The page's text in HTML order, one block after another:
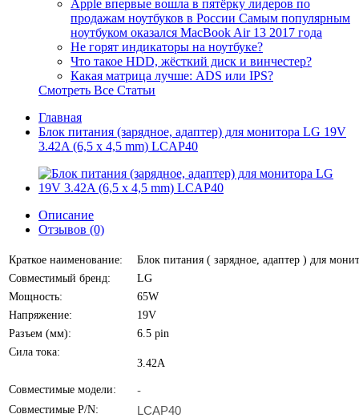
Apple впервые вошла в пятёрку лидеров по
продажам ноутбуков в России Самым популярным
ноутбуком оказался MacBook Air 13 2017 года
Не горят индикаторы на ноутбуке?
Что такое HDD, жёсткий диск и винчестер?
Какая матрица лучше: ADS или IPS?
Смотреть Все Статьи
Главная
Блок питания (зарядное, адаптер) для монитора LG 19V
3.42A (6,5 x 4,5 mm) LCAP40
Описание
Отзывов (0)
Краткое наименование:
Блок питания ( зарядное, адаптер ) для
Совместимый бренд:
LG
Мощность:
65W
Напряжение:
19V
Разъем (мм):
6.5 pin
Сила тока:
3.42A
Совместимые модели: -
Совместимые P/N: LCAP40